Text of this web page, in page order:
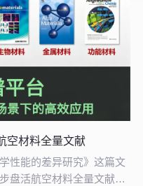
空材料全量文献
性能的差异研究》这篇文
盘活航空材料全量文献。